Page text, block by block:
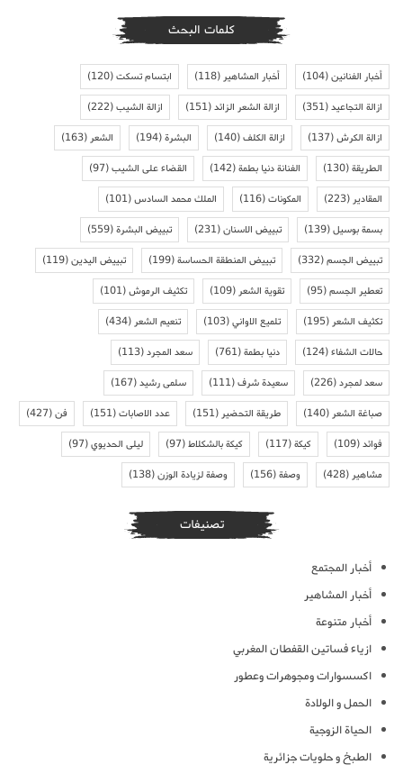
كلمات البحث
أخبار الفنانين(104) أخبار المشاهير(118) ابتسام تسكت(120)
ازالة التجاعيد(351) ازالة الشعر الزائد(151) ازالة الشيب(222)
ازالة الكرش(137) ازالة الكلف(140) البشرة(194) الشعر(163)
الطريقة(130) الفنانة دنيا بطمة(142) القضاء على الشيب(97)
المقادير(223) المكونات(116) الملك محمد السادس(101)
بسمة بوسيل(139) تبييض الاسنان(231) تبييض البشرة(559)
تبييض الجسم(332) تبييض المنطقة الحساسة(199) تبييض اليدين(119)
تعطير الجسم(95) تقوية الشعر(109) تكثيف الرموش(101)
تكثيف الشعر(195) تلميع الاواني(103) تنعيم الشعر(434)
حالات الشفاء(124) دنيا بطمة(761) سعد المجرد(113)
سعد لمجرد(226) سعيدة شرف(111) سلمى رشيد(167)
صباغة الشعر(140) طريقة التحضير(151) عدد الاصابات(151) فن(427)
فوائد(109) كيكة(117) كيكة بالشكلاط(97) ليلى الحديوي(97)
مشاهير(428) وصفة(156) وصفة لزيادة الوزن(138)
تصنيفات
أخبار المجتمع
أخبار المشاهير
أخبار متنوعة
ازياء فساتين القفطان المغربي
اكسسوارات ومجوهرات وعطور
الحمل و الولادة
الحياة الزوجية
الطبخ و حلويات جزائرية